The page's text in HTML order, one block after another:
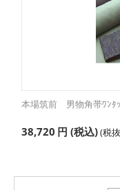
本場筑前 男物角帯ﾜﾝﾀ
38,720 円 (税込)(税抜